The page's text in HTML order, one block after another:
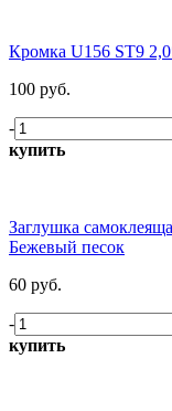
Кромка U156 ST9
100 руб.
-
купить
Заглушка
Бежевый песок
60 руб.
-
купить